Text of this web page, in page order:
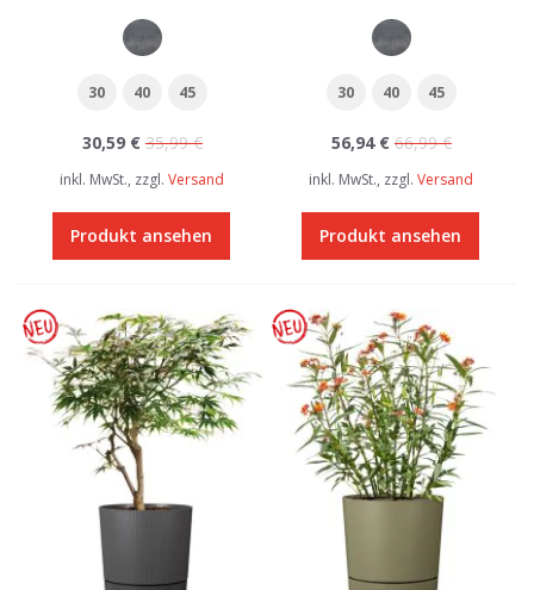
30 40 45
30,59 € 35,99 €
inkl. MwSt., zzgl.Versand
Produkt ansehen
30 40 45
56,94 € 66,99 €
inkl. MwSt., zzgl.Versand
Produkt ansehen